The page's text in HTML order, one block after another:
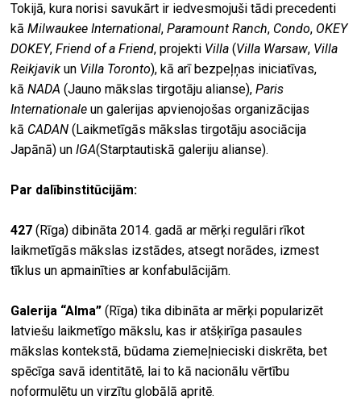
Tokijā, kura norisi savukārt ir iedvesmojuši tādi precedenti
kāMilwaukee International,Paramount Ranch, Condo, OKEY
DOKEY,Friend of a Friend, projekti Villa (Villa Warsaw, Villa
Reikjavik un Villa Toronto), kā arī bezpeļņas iniciatīvas,
kāNADA (Jauno mākslas tirgotāju alianse),Paris
Internationale un galerijas apvienojošas organizācijas
kā CADAN (Laikmetīgās mākslas tirgotāju asociācija
Japānā) unIGA(Starptautiskā galeriju alianse).
Par dalībinstitūcijām:
427 (Rīga) dibināta 2014. gadā ar mērķi regulāri rīkot
laikmetīgās mākslas izstādes, atsegt norādes, izmest
tīklus un apmainīties ar konfabulācijām.
Galerija “Alma” (Rīga) tika dibināta ar mērķi popularizēt
latviešu laikmetīgo mākslu, kas ir atšķirīga pasaules
mākslas kontekstā, būdama ziemeļnieciski diskrēta, bet
spēcīga savā identitātē, lai to kā nacionālu vērtību
noformulētu un virzītu globālā apritē.